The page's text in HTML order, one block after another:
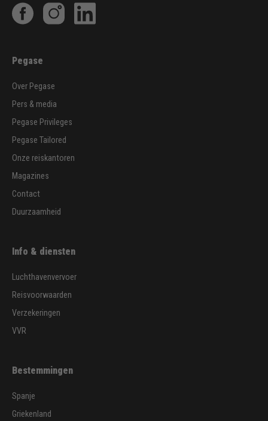
Pegase
Over Pegase
Pers & media
Pegase Privileges
Pegase Tailored
Onze reiskantoren
Magazines
Contact
Duurzaamheid
Info & diensten
Luchthavenvervoer
Reisvoorwaarden
Verzekeringen
VVR
Bestemmingen
Spanje
Griekenland